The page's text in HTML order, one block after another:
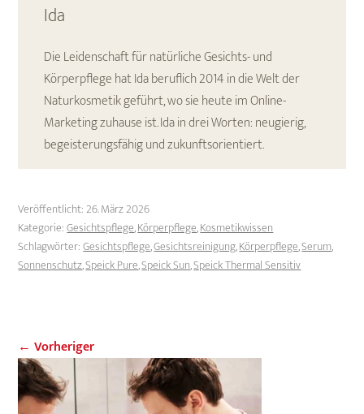
Ida
Die Leidenschaft für natürliche Gesichts- und
Körperpflege hat Ida beruflich 2014 in die Welt der
Naturkosmetik geführt, wo sie heute im Online-
Marketing zuhause ist. Ida in drei Worten: neugierig,
begeisterungsfähig und zukunftsorientiert.
Veröffentlicht:26. März 2026
Kategorie:Gesichtspflege,Körperpflege,Kosmetikwissen
Schlagwörter:Gesichtspflege,Gesichtsreinigung,Körperpflege,Serum,
Sonnenschutz,Speick Pure,Speick Sun,Speick Thermal Sensitiv
← Vorheriger